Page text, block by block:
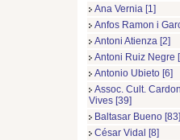
Ana Vernia [1]
Anfos Ramon i
Antoni Atienza [2]
Antoni Ruiz Negre
Antonio Ubieto [6]
Assoc. Cult.
Vives [39]
Baltasar Bueno [83]
César Vidal [8]